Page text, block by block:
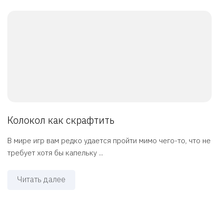
Колокол как скрафтить
В мире игр вам редко удается пройти мимо чего-то, что не
требует хотя бы капельку ...
Читать далее